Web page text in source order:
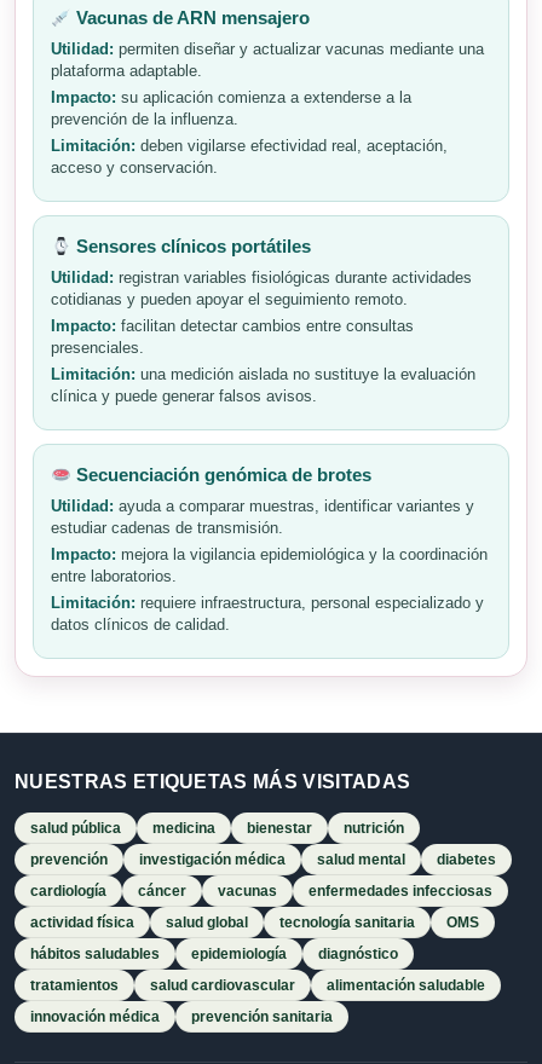
Vacunas de ARN mensajero
Utilidad: permiten diseñar y actualizar vacunas mediante una
plataforma adaptable.
Impacto: su aplicación comienza a extenderse a la
prevención de la influenza.
Limitación: deben vigilarse efectividad real, aceptación,
acceso y conservación.
Sensores clínicos portátiles
Utilidad: registran variables fisiológicas durante actividades
cotidianas y pueden apoyar el seguimiento remoto.
Impacto: facilitan detectar cambios entre consultas
presenciales.
Limitación: una medición aislada no sustituye la evaluación
clínica y puede generar falsos avisos.
Secuenciación genómica de brotes
Utilidad: ayuda a comparar muestras, identificar variantes y
estudiar cadenas de transmisión.
Impacto: mejora la vigilancia epidemiológica y la coordinación
entre laboratorios.
Limitación: requiere infraestructura, personal especializado y
datos clínicos de calidad.
NUESTRAS ETIQUETAS MÁS VISITADAS
salud pública medicina bienestar
nutrición
prevención
investigación médica salud mental
diabetes
cardiología
cáncer vacunas
enfermedades infecciosas
actividad física
salud global tecnología sanitaria
OMS
hábitos saludables
epidemiología
diagnóstico
tratamientos
salud cardiovascular
alimentación saludable
innovación médica
prevención sanitaria